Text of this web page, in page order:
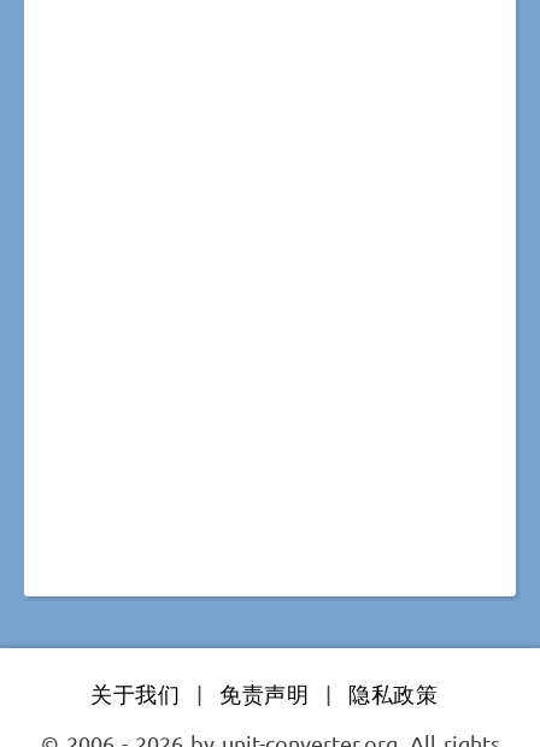
关于我们 | 免责声明 |
隐私政策